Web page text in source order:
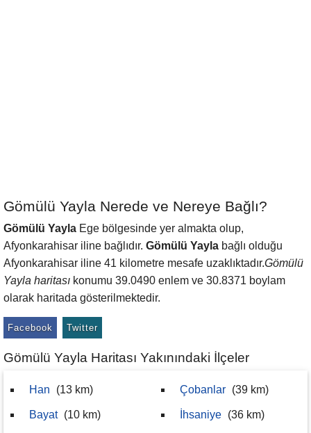
Gömülü Yayla Nerede ve Nereye Bağlı?
Gömülü Yayla Ege bölgesinde yer almakta olup,
Afyonkarahisar iline bağlıdır. Gömülü Yayla bağlı olduğu
Afyonkarahisar iline 41 kilometre mesafe uzaklıktadır.Gömülü
Yayla haritası konumu 39.0490 enlem ve 30.8371 boylam
olarak haritada gösterilmektedir.
Facebook Twitter
Gömülü Yayla Haritası Yakınındaki İlçeler
Han (13 km)
Bayat (10 km)
Çobanlar (39 km)
İhsaniye (36 km)